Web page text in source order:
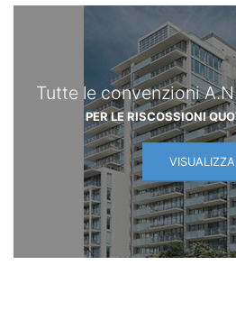
Tutte le convenzioni
PER LE RISCOSSIONI
VISUALIZZA